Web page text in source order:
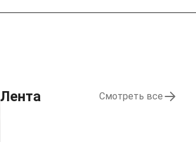
Лента Смотреть все